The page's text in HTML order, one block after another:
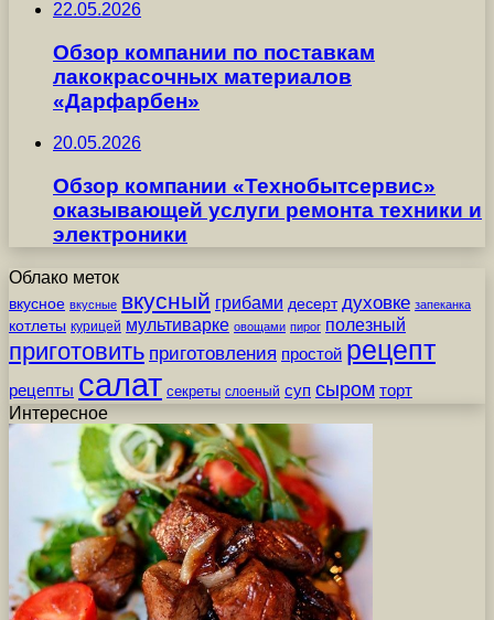
22.05.2026
Обзор компании по поставкам
лакокрасочных материалов
«Дарфарбен»
20.05.2026
Обзор компании «Технобытсервис»
оказывающей услуги ремонта техники и
электроники
Облако меток
вкусное вкусные вкусный грибами десерт духовке запеканка
котлеты курицей мультиварке овощами пирог полезный
приготовить приготовления простой рецепт
рецепты салат секреты слоеный суп сыром торт
Интересное